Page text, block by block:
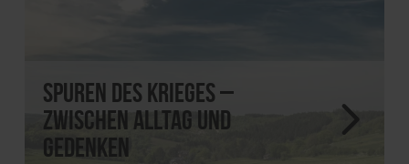
Spuren des Krieges –
zwischen Alltag und
Gedenken